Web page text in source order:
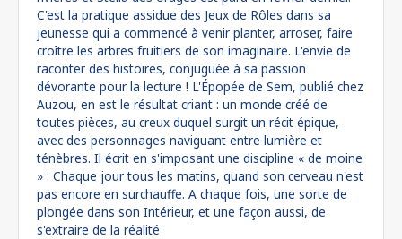
C'est la pratique assidue des Jeux de Rôles dans sa
jeunesse qui a commencé à venir planter, arroser, faire
croître les arbres fruitiers de son imaginaire. L'envie de
raconter des histoires, conjuguée à sa passion
dévorante pour la lecture ! L'Épopée de Sem, publié chez
Auzou, en est le résultat criant : un monde créé de
toutes pièces, au creux duquel surgit un récit épique,
avec des personnages naviguant entre lumière et
ténèbres. Il écrit en s'imposant une discipline « de moine
» : Chaque jour tous les matins, quand son cerveau n'est
pas encore en surchauffe. A chaque fois, une sorte de
plongée dans son Intérieur, et une façon aussi, de
s'extraire de la réalité